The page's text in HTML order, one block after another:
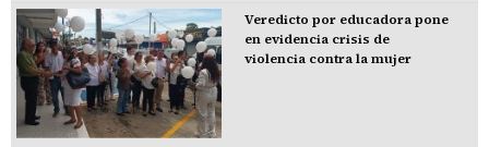
Veredicto por educadora pone
en evidencia crisis de
violencia contra la mujer